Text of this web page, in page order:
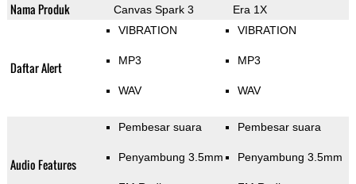
Nama Produk Canvas Spark 3 Era 1X
Daftar Alert
VIBRATION
MP3
WAV
VIBRATION
MP3
WAV
Audio Features
Pembesar suara
Penyambung 3.5mm
Pembesar suara
Penyambung 3.5mm